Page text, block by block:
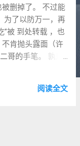
删掉了。 不过能
为了以防万一，再
”被 到处转载 ，也
肯抛头露面（许
哥的手笔。 孰是
阅读全文